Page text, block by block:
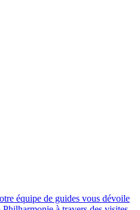
équipe de guides vous dévoile